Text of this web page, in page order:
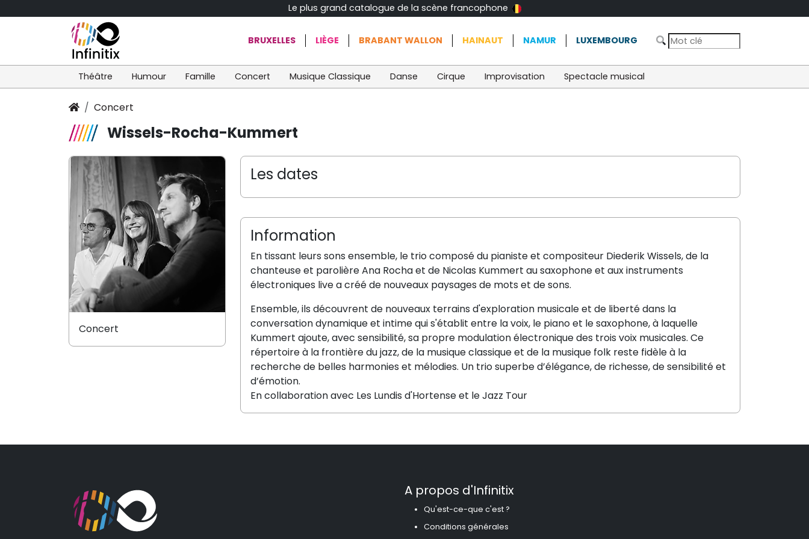
Le plus grand catalogue de la scène francophone
BRUXELLES LIÈGE BRABANT WALLON HAINAUT NAMUR LUXEMBOURG
Théâtre Humour Famille Concert Musique Classique Danse Cirque Improvisation Spectacle musical
Concert
Wissels-Rocha-Kummert
Les dates
Information
En tissant leurs sons ensemble, le trio composé du pianiste et compositeur Diederik Wissels, de la
chanteuse et parolière Ana Rocha et de Nicolas Kummert au saxophone et aux instruments
électroniques live a créé de nouveaux paysages de mots et de sons.
Ensemble, ils découvrent de nouveaux terrains d'exploration musicale et de liberté dans la
conversation dynamique et intime qui s'établit entre la voix, le piano et le saxophone, à laquelle
Kummert ajoute, avec sensibilité, sa propre modulation électronique des trois voix musicales. Ce
répertoire à la frontière du jazz, de la musique classique et de la musique folk reste fidèle à la
recherche de belles harmonies et mélodies. Un trio superbe d’élégance, de richesse, de sensibilité et
d’émotion.
En collaboration avec Les Lundis d'Hortense et le Jazz Tour
Concert
A propos d'Infinitix
Qu'est-ce-que c'est ?
Conditions générales